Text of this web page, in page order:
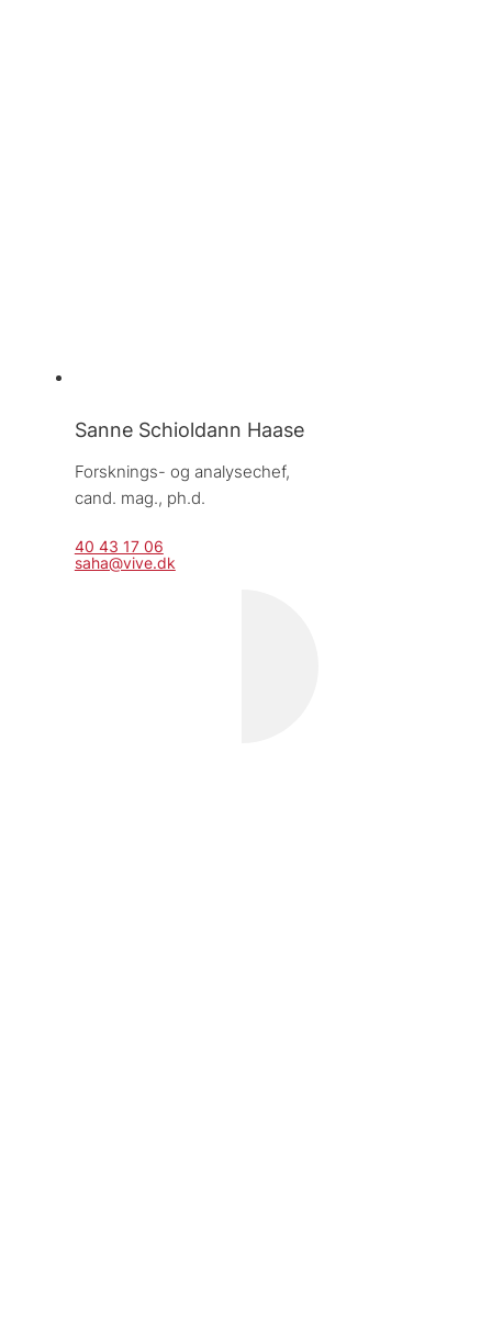
Sanne Schioldann Haase
Forsknings- og analysechef,
cand. mag., ph.d.
40 43 17 06
saha@vive.dk